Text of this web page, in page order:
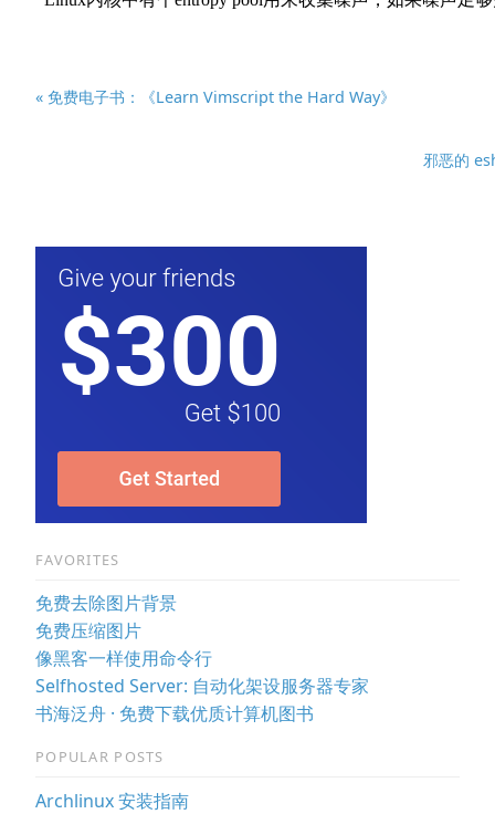
« 免费电子书：《Learn Vimscript the Hard Way》
邪恶的
FAVORITES
免费去除图片背景
免费压缩图片
像黑客一样使用命令行
Selfhosted Server: 自动化架设服务器专家
书海泛舟 · 免费下载优质计算机图书
POPULAR POSTS
Archlinux 安装指南